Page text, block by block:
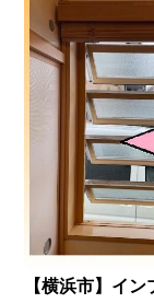
【横浜市】イ